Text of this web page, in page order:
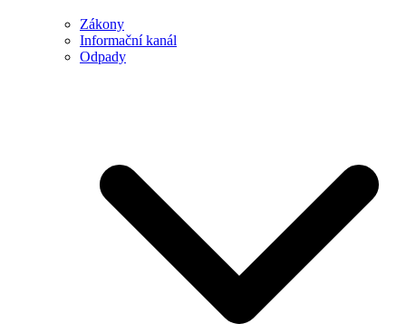
Zákony
Informační kanál
Odpady